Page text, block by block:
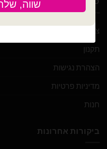
צור קשר
תקנון
הצהרת נגישות
מדיניות פרטיות
חנות
ביקורות אחרונות